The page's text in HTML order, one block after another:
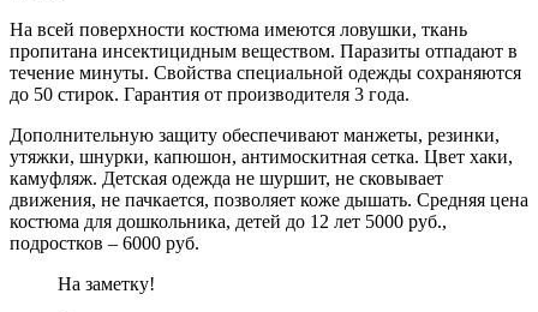
На всей поверхности костюма имеются ловушки, ткань
пропитана инсектицидным веществом. Паразиты отпадают в
течение минуты. Свойства специальной одежды сохраняются
до 50 стирок. Гарантия от производителя 3 года.
Дополнительную защиту обеспечивают манжеты, резинки,
утяжки, шнурки, капюшон, антимоскитная сетка. Цвет хаки,
камуфляж. Детская одежда не шуршит, не сковывает
движения, не пачкается, позволяет коже дышать. Средняя цена
костюма для дошкольника, детей до 12 лет 5000 руб.,
подростков – 6000 руб.
На заметку!